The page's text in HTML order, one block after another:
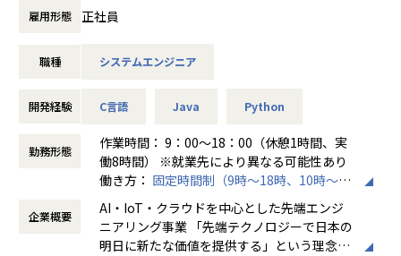
リーダーと営業は月に1度会議の場を設けており、情報共
無
◆取引業界
・ システム要件定義・設計（上流）SE
※ご志向・ご希望に応じて、プロジェクトを決定します
※地元密着主義のため、地元の大手企業でのプロジェクト
を前提としています。
＜魅力ポイント＞
★転勤がない会社
雇用形態 正社員
職種 システムエンジニア
開発経験 C言語 Java Python
勤務形態
作業時間： 9：00～18：00（休憩1時間、実
働8時間） ※就業先により異なる可能性あり
働き方： 固定時間制（9時～18時、10時～19
時間外労働の有無： 有（月平均20時間～30
時間）
企業概要
AI・IoT・クラウドを中心とした先端エンジ
ニアリング事業 「先端テクノロジーで日本の
明日に新たな価値を提供する」という理念を